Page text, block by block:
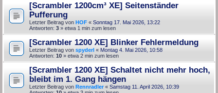
[Scrambler 1200cm³ XE] Seitenständer
Pufferung
Letzter Beitrag von HOF « Sonntag 17. Mai 2026, 13:22
Antworten: 3 » etwa 1 min zum lesen
[Scrambler 1200 XE] Blinker Fehlermeldung
Letzter Beitrag von spyderl « Montag 4. Mai 2026, 10:58
Antworten: 10 » etwa 2 min zum lesen
[Scrambler 1200 XE] Schaltet nicht mehr hoch,
bleibt im 1. Gang hängen
Letzter Beitrag von Rennradler« Samstag 11. April 2026, 10:39